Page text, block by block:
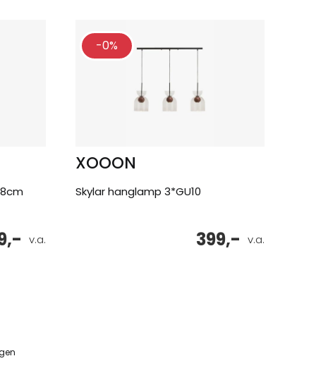
v.a.
-0%
XOOON
Skylar hanglamp 3*GU10
v.a.
399,-